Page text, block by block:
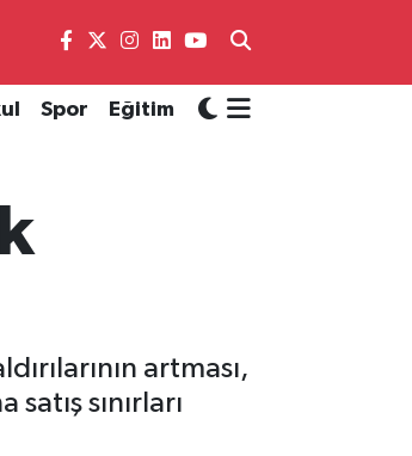
Spor Eğitim
artması,
sınırları